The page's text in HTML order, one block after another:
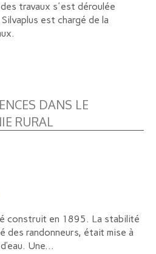
travaux s'est déroulée
est chargé de la
DANS LE
RURAL
construit en 1895. La stabilité
des randonneurs, était mise à
Une...